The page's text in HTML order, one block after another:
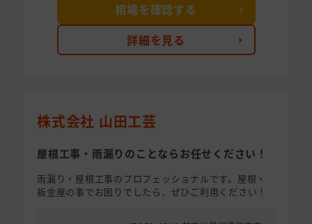
詳細を見る
相場を確認する
株式会社 山田工芸
屋根工事・雨漏りのことならお任せください！
雨漏り・屋根工事のプロフェッショナルです。屋根・
板金屋の事でお困りでしたら、ぜひご利用ください！